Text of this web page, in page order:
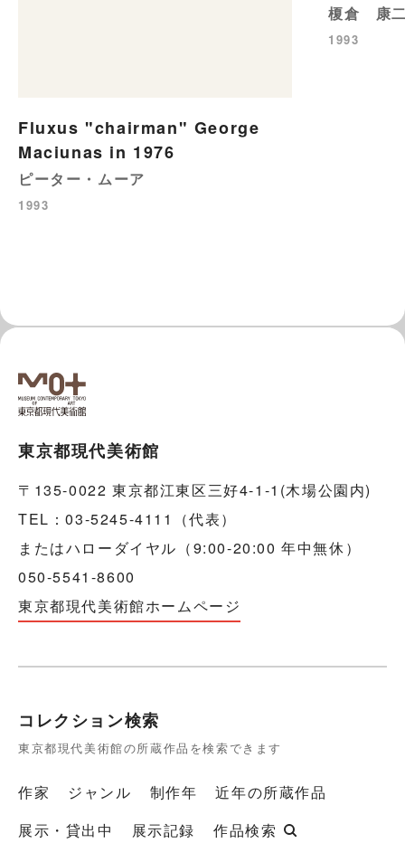
Fluxus "chairman" George
Maciunas in 1976
ピーター・ムーア
1993
榎倉 康
1993
東京都現代美術館
〒135-0022 東京都江東区三好4-1-1(木場公園内)
TEL：03-5245-4111（代表）
またはハローダイヤル（9:00-20:00 年中無休）
050-5541-8600
東京都現代美術館ホームページ
コレクション検索
東京都現代美術館の所蔵作品を検索できます
作家 ジャンル 制作年
近年の所蔵作品
展示・貸出中
展示記録 作品検索